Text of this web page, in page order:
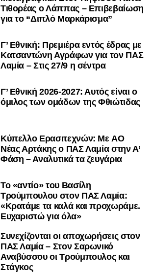
Τιθορέας ο Λάππας – Επιβεβαίωση
για το “Διπλό Μαρκάρισμα”
Γ’ Εθνική: Πρεμιέρα εντός έδρας με
Κατσαντώνη Αγράφων για τον ΠΑΣ
Λαμία – Στις 27/9 η σέντρα
Γ’ Εθνική 2026-2027: Αυτός είναι ο
όμιλος των ομάδων της Φθιώτιδας
Kύπελλο Ερασιτεχνών: Με AO
Nέας Αρτάκης ο ΠΑΣ Λαμία στην Α’
Φάση – Αναλυτικά τα ζευγάρια
Το «αντίο» του Βασίλη
Τρούμπουλου στον ΠΑΣ Λαμία:
«Κρατάμε τα καλά και προχωράμε.
Ευχαριστώ για όλα»
Συνεχίζονται οι αποχωρήσεις στον
ΠΑΣ Λαμία – Στον Σαρωνικό
Αναβύσσου οι Τρούμπουλος και
Στάγκος